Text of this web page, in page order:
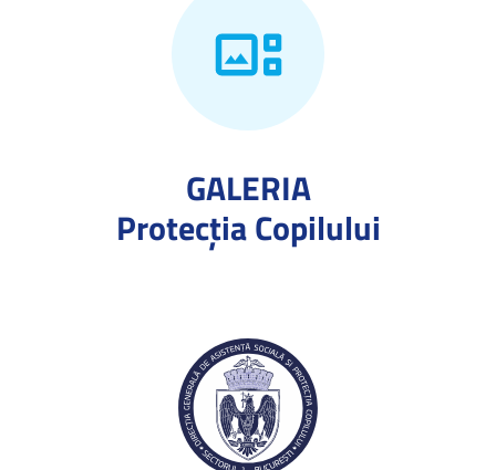
GALERIA
Protecţia Copilului